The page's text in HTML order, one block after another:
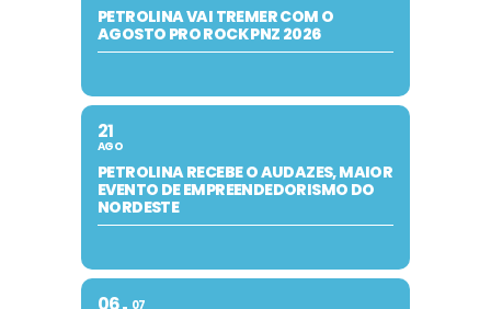
PETROLINA VAI TREMER COM O
AGOSTO PRO ROCK PNZ 2026
21
AGO
PETROLINA RECEBE O AUDAZES, MAIOR
EVENTO DE EMPREENDEDORISMO DO
NORDESTE
06 07